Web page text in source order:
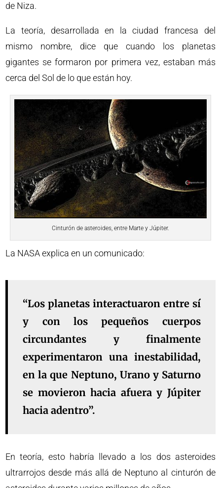
de Niza.
La teoría, desarrollada en la ciudad francesa del
mismo nombre, dice que cuando los planetas
gigantes se formaron por primera vez, estaban más
cerca del Sol de lo que están hoy.
Cinturón de asteroides, entre Marte y Júpiter.
La NASA explica en un comunicado:
“Los planetas interactuaron entre sí
y con los pequeños cuerpos
circundantes y finalmente
experimentaron una inestabilidad,
en la que Neptuno, Urano y Saturno
se movieron hacia afuera y Júpiter
hacia adentro”.
En teoría, esto habría llevado a los dos asteroides
ultrarrojos desde más allá de Neptuno al cinturón de